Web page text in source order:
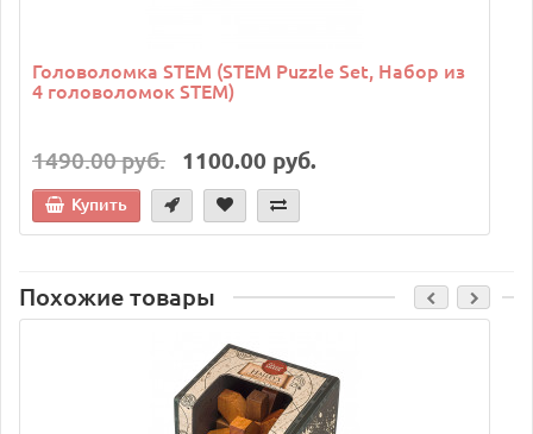
Головоломка STEM (STEM Puzzle Set, Набор из
4 головоломок STEM)
1490.00 руб. 1100.00 руб.
Купить
Похожие товары